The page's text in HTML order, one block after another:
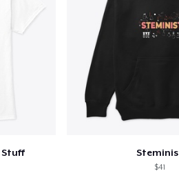
Stuff
$41